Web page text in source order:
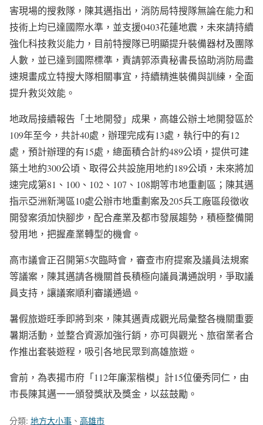
害現場的搜救隊，陳其邁指出，消防局特搜隊無論在能力和
技術上均已達國際水準，並支援0403花蓮地震，未來請持續
強化科技救災能力，目前特搜隊已明顯提升裝備器材及團隊
人數，並已達到國際標準，責請郭添貴秘書長協助消防局盡
速規畫成立特搜大隊相關事宜，持續精進裝備與訓練，全面
提升救災效能。
地政局接續報告「土地開發」成果，高雄公辦土地開發區於
109年至今，共計40處，辦理完成有13處，執行中的有12
處，預計辦理的有15處，總面積合計約489公頃，提供可建
築土地約300公頃、取得公共設施用地約189公頃，未來將加
速完成第81、100、102、107、108期等市地重劃區；陳其邁
指示亞洲新灣區10處公辦市地重劃案及205兵工廠區段徵收
開發案須加快腳步，配合產業及都市發展趨勢，積極整備開
發用地，把握產業轉型的機會。
高市議會正召開第5次臨時會，審查市府提案及議員法規案
等議案，陳其邁請各機關首長積極向議員溝通說明，爭取議
員支持，讓議案順利審議通過。
暑假旅遊旺季即將到來，陳其邁責成觀光局彙整各機關重要
暑期活動，並整合資源加強行銷，亦可與觀光、旅宿業者合
作推出套裝遊程，吸引各地民眾到高雄旅遊。
會前，為表揚市府「112年廉潔楷模」計15位優秀同仁，由
市長陳其邁一一頒發獎狀及獎金，以茲鼓勵。
分類: 地方大小事 、 高雄市